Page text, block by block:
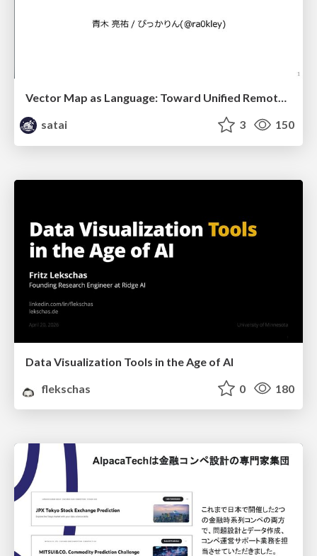
Vector Map as Language: Toward Unified Remote Sensing Vector Mapping
satai
3 150
Data Visualization Tools in the Age of AI
flekschas
0 180